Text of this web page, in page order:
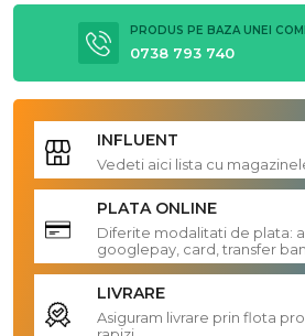
PRODUS PE BAZA UNEI
0738 793 740
INFLUENT
Vedeti aici lista cu
PLATA ONLINE
Diferite modalitati de plata:
googlepay, card, transfer
LIVRARE
Asiguram livrare prin flota